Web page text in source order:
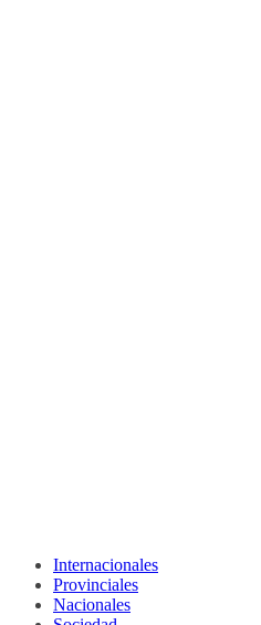
Internacionales
Provinciales
Nacionales